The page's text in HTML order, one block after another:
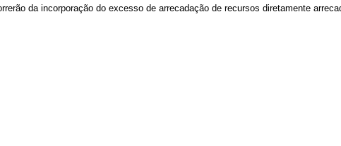
da incorporação do excesso de arrecadação de recursos diretamente